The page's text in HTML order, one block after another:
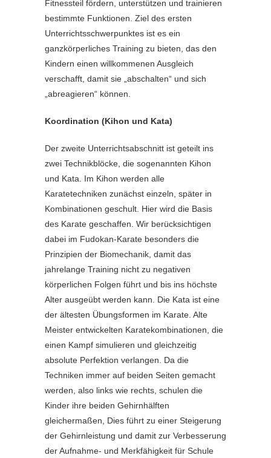
Fitnessteil fördern, unterstützen und trainieren
bestimmte Funktionen. Ziel des ersten
Unterrichtsschwerpunktes ist es ein
ganzkörperliches Training zu bieten, das den
Kindern einen willkommenen Ausgleich
verschafft, damit sie „abschalten“ und sich
„abreagieren“ können.
Koordination (Kihon und Kata)
Der zweite Unterrichtsabschnitt ist geteilt ins
zwei Technikblöcke, die sogenannten Kihon
und Kata. Im Kihon werden alle
Karatetechniken zunächst einzeln, später in
Kombinationen geschult. Hier wird die Basis
des Karate geschaffen. Wir berücksichtigen
dabei im Fudokan-Karate besonders die
Prinzipien der Biomechanik, damit das
jahrelange Training nicht zu negativen
körperlichen Folgen führt und bis ins höchste
Alter ausgeübt werden kann. Die Kata ist eine
der ältesten Übungsformen im Karate. Alte
Meister entwickelten Karatekombinationen, die
einen Kampf simulieren und gleichzeitig
absolute Perfektion verlangen. Da die
Techniken immer auf beiden Seiten gemacht
werden, also links wie rechts, schulen die
Kinder ihre beiden Gehirnhälften
gleichermaßen, Dies führt zu einer Steigerung
der Gehirnleistung und damit zur Verbesserung
der Aufnahme- und Merkfähigkeit für Schule